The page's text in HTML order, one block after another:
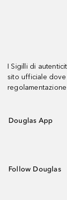
I Sigilli di
sito ufficiale
Douglas App
Follow Douglas